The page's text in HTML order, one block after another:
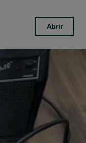
Abrir